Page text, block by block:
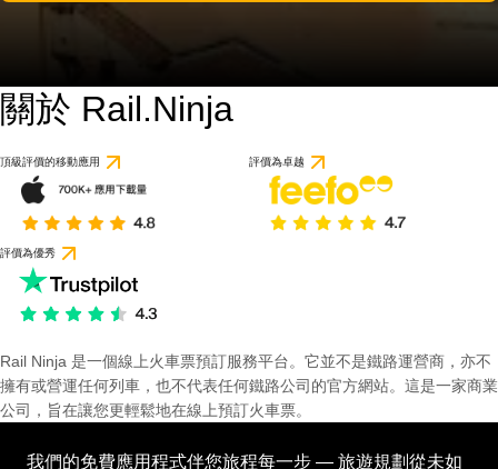
關於 Rail.Ninja
頂級評價的移動應用 評價為卓越
評價為優秀
Rail Ninja 是一個線上火車票預訂服務平台。它並不是鐵路運營商，亦不
擁有或營運任何列車，也不代表任何鐵路公司的官方網站。這是一家商業
公司，旨在讓您更輕鬆地在線上預訂火車票。
我們的免費應用程式伴您旅程每一步 — 旅遊規劃從未如